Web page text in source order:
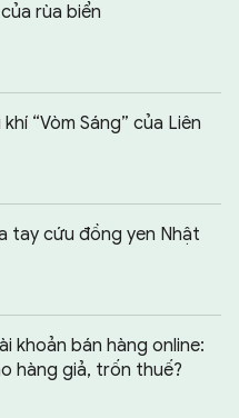
rùa biển
“Vòm Sáng” của Liên
tay cứu đồng yen Nhật
khoản bán hàng online:
hàng giả, trốn thuế?